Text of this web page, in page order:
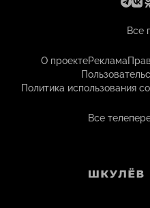
Все
О проектеРеклама
Политика использования
Все